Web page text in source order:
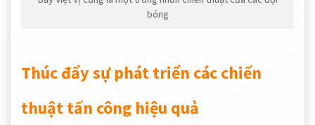
bóng
Thúc đẩy sự phát triển các chiến
thuật tấn công hiệu quả